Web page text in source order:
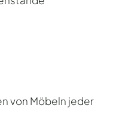
von Möbeln jeder